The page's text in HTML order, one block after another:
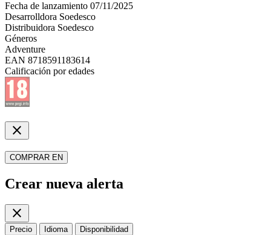
Fecha de lanzamiento 07/11/2025
Desarrolldora Soedesco
Distribuidora Soedesco
Géneros
Adventure
EAN 8718591183614
Calificación por edades
close
COMPRAR EN
Crear nueva alerta
close
Precio Idioma Disponibilidad